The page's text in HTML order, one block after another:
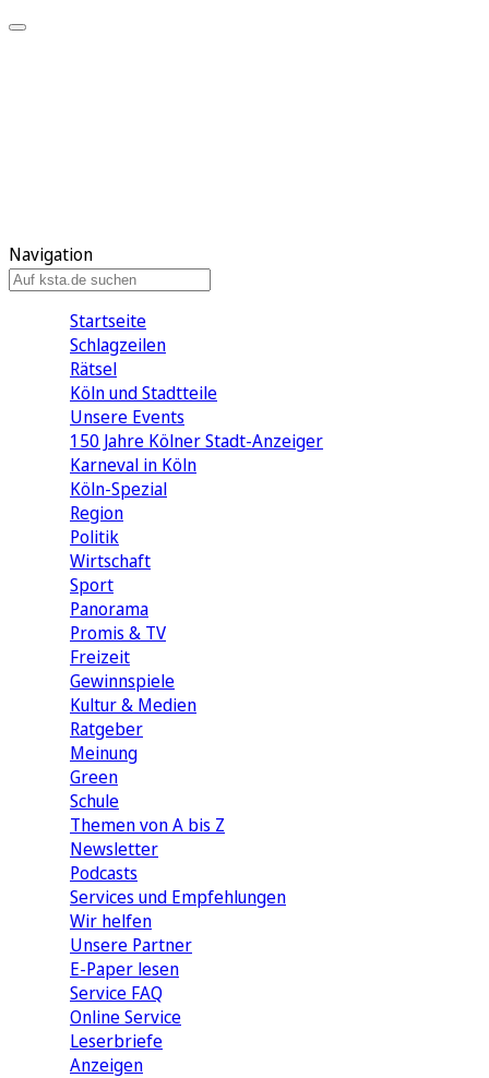
Navigation
Startseite
Schlagzeilen
Rätsel
Köln und Stadtteile
Unsere Events
150 Jahre Kölner Stadt-Anzeiger
Karneval in Köln
Köln-Spezial
Region
Politik
Wirtschaft
Sport
Panorama
Promis & TV
Freizeit
Gewinnspiele
Kultur & Medien
Ratgeber
Meinung
Green
Schule
Themen von A bis Z
Newsletter
Podcasts
Services und Empfehlungen
Wir helfen
Unsere Partner
E-Paper lesen
Service FAQ
Online Service
Leserbriefe
Anzeigen